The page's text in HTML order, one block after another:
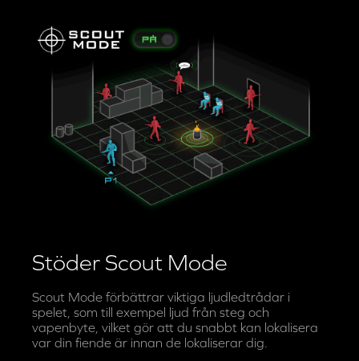
Imponerande Surroundljud
Och Exakt Positionering
Med stöd för Dolby Digital avkodning och 7,1